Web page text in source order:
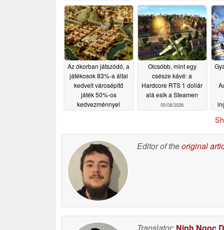
05/16/2026
05/15/2026
Az ókorban játszódó, a
játékosok 83%-a által
kedvelt városépítő
játék 50%-os
kedvezménnyel
Olcsóbb, mint egy
csésze kávé: a
Hardcore RTS 1 dollár
alá esik a Steamen
05/08/2026
Editor of theoriginal